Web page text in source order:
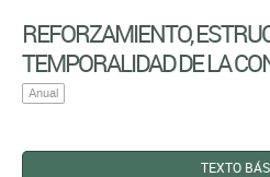
REFORZAMIENTO,
TEMPORALIDAD DE LA
Anual
TEXTO